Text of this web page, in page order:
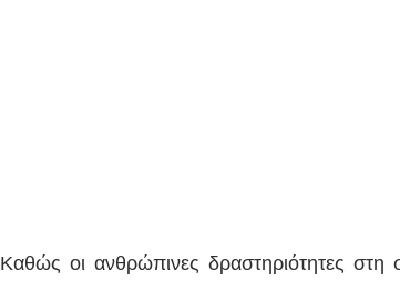
Καθώς οι ανθρώπινες δραστηριότητες στη